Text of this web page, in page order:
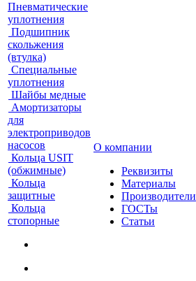
Пневматические
уплотнения
Подшипник
скольжения
(втулка)
Специальные
уплотнения
Шайбы медные
Амортизаторы
для
электроприводов
насосов
Кольца USIT
(обжимные)
Кольца
защитные
Кольца
стопорные
О компании
Реквизиты
Материалы
Производители
ГОСТы
Статьи